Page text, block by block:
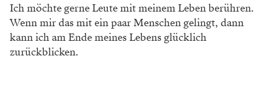
Ich möchte gerne Leute mit meinem Leben berühren.
Wenn mir das mit ein paar Menschen gelingt, dann
kann ich am Ende meines Lebens glücklich
zurückblicken.